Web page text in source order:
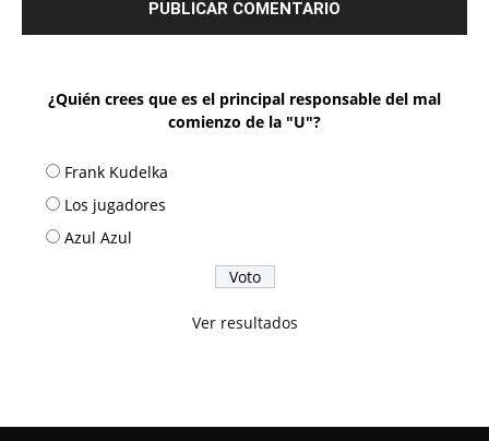
¿Quién crees que es el principal responsable del mal
comienzo de la "U"?
Frank Kudelka
Los jugadores
Azul Azul
Ver resultados